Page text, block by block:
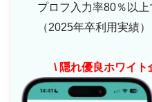
プロフ入力率80％以上
（2025年卒利用実績）
\ 隠れ優良ホワイト